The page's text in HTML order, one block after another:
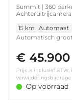
Summit | 360
15 km Automaat
Automatisch
Achteruitrijcamera
Driver Attention
€ 45.900
Prijs is inclusief BTW,
Op voorraad